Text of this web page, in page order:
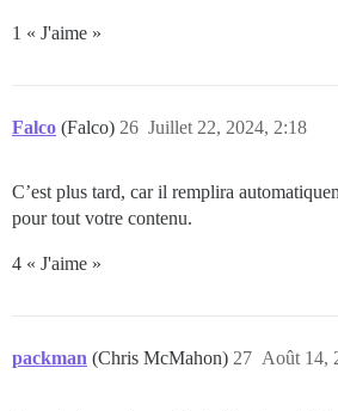
1 « J'aime »
Falco (Falco) Juillet 22, 2024, 2:18
26
C’est plus tard, car il remplira
pour tout votre contenu.
4 « J'aime »
packman (Chris McMahon) Août 14,
27